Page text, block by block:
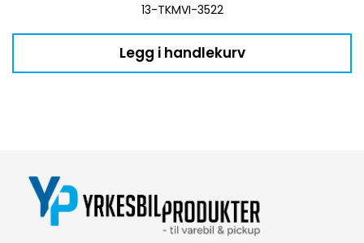
13-TKMVI-3522
Legg i handlekurv